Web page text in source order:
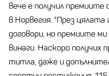
вече е получил
в Норвегия. "През цялата
договори, но премиите
винаги. Наскоро
титла, даже и